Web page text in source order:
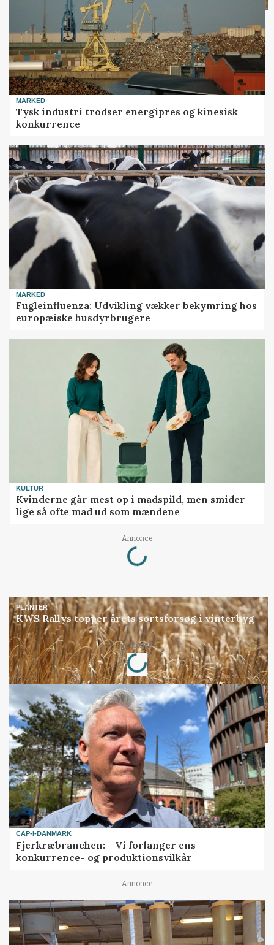
MARKED
Tysk industri trodser energipres og kinesisk
konkurrence
MARKED
Fugleinfluenza: Udvikling vækker bekymring hos
europæiske husdyrbrugere
KULTUR
Kvinderne går mest op i madspild, men smider
lige så ofte mad ud som mændene
Annonce
Loading...
PLANTER
KWS Rallys topper årets sortsforsøg i vinterbyg
Annonce
Loading...
CAP-I-DANMARK
Fjerkræbranchen: - Vi forlanger ens
konkurrence- og produktionsvilkår
Annonce